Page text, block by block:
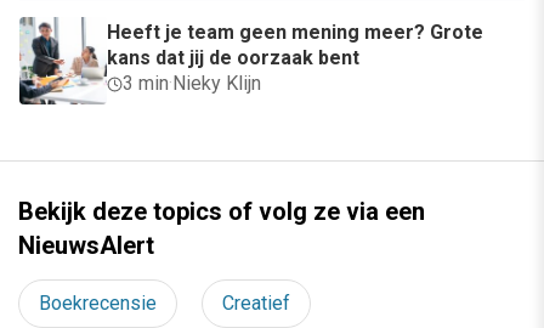
Heeft je team geen mening meer? Grote
kans dat jij de oorzaak bent
3 min· Nieky Klijn
Bekijk deze topics of volg ze via een
NieuwsAlert
Boekrecensie Creatief